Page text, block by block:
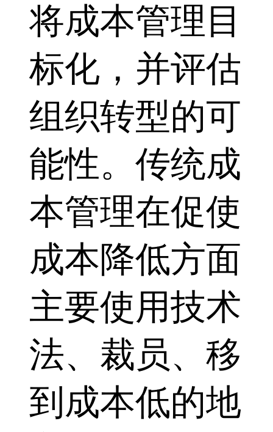
将成本管理目
标化，并评估
组织转型的可
能性。传统成
本管理在促使
成本降低方面
主要使用技术
法、裁员、移
到成本低的地